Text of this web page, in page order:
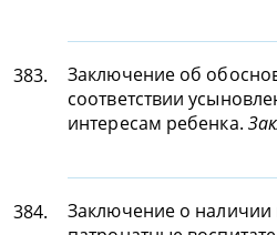
383.
Заключение об
соответствии
интересам ребенка.
384.
Заключение о наличии